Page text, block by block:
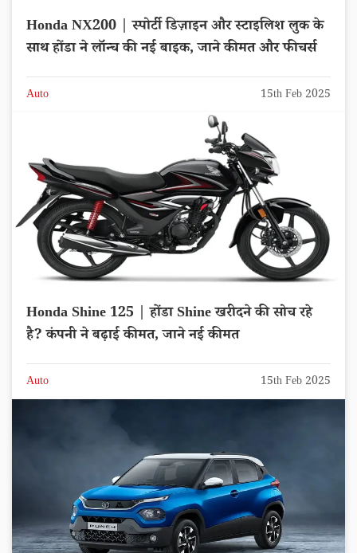
Honda NX200 | स्पोर्टी डिज़ाइन और स्टाइलिश लुक के
साथ होंडा ने लॉन्च की नई बाइक, जाने कीमत और फीचर्स
Auto 15th Feb 2025
Honda Shine 125 | होंडा Shine खरीदने की सोच रहे
है? कंपनी ने बढ़ाई कीमत, जाने नई कीमत
Auto 15th Feb 2025